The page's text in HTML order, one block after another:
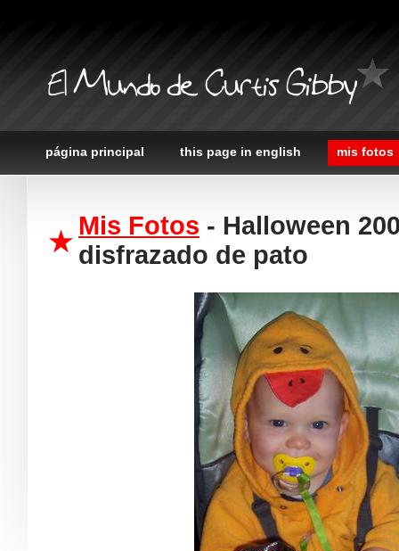
El Mundo de Curtis Gibby
página principal this page in english mis fotos
Mis Fotos - Halloween
disfrazado de pato